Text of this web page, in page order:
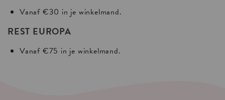
Vanaf €30 in je winkelmand.
REST EUROPA
Vanaf €75 in je winkelmand.